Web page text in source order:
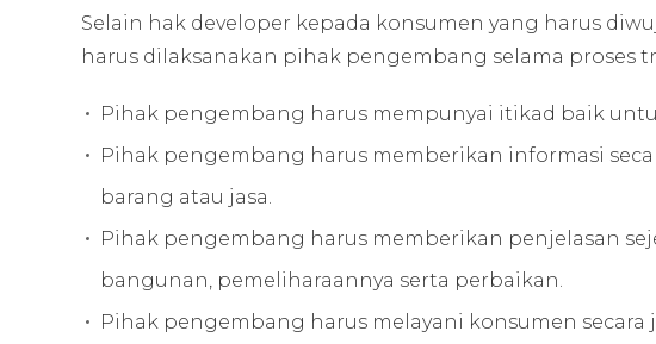
Selain hak developer kepada konsumen yang harus
harus dilaksanakan pihak pengembang selama proses
Pihak pengembang harus mempunyai itikad baik
Pihak pengembang harus memberikan informasi
barang atau jasa.
Pihak pengembang harus memberikan penjelasan
bangunan, pemeliharaannya serta perbaikan.
Pihak pengembang harus melayani konsumen